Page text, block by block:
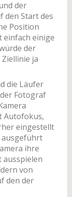
der
den Start des
Position
einfach einige
der
ja
die Läufer
Fotograf
Autofokus,
eingestellt
ausgeführt
ihre
ausspielen
von
den der